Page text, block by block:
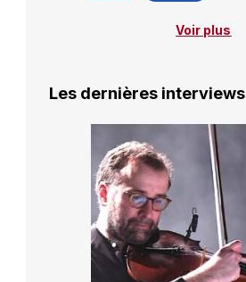
Voir plus
Les dernières interviews